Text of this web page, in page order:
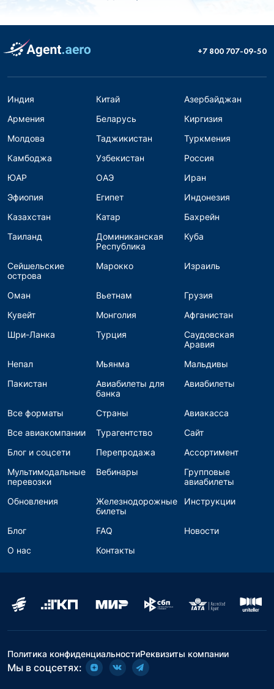
+7 800 707-09-50
Индия Китай
Азербайджан
Армения
Беларусь
Киргизия
Молдова
Таджикистан
Туркмения
Камбоджа
Узбекистан
Россия
ЮАР
ОАЭ
Иран
Эфиопия
Египет
Индонезия
Казахстан
Катар
Бахрейн
Таиланд
Доминиканская
Республика
Куба
Сейшельские
острова
Марокко Израиль
Оман Вьетнам
Грузия
Кувейт
Монголия
Афганистан
Шри-Ланка
Турция
Саудовская
Аравия
Непал
Мьянма
Мальдивы
Пакистан
Авиабилеты для
банка
Авиабилеты
Все форматы Страны
Авиакасса
Все авиакомпании
Турагентство
Сайт
Блог и соцсети
Перепродажа
Ассортимент
Мультимодальные
перевозки
Вебинары
Групповые
авиабилеты
Обновления
Железнодорожные
билеты
Инструкции
Блог FAQ
Новости
О нас
Контакты
Политика конфиденциальностиРеквизиты компании
Мы в соцсетях: